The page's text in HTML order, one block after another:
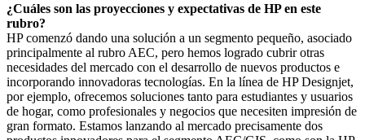
¿Cuáles son las proyecciones y expectativas de HP en este
rubro?
HP comenzó dando una solución a un segmento pequeño, asociado
principalmente al rubro AEC, pero hemos logrado cubrir otras
necesidades del mercado con el desarrollo de nuevos productos e
incorporando innovadoras tecnologías. En la línea de HP Designjet,
por ejemplo, ofrecemos soluciones tanto para estudiantes y usuarios
de hogar, como profesionales y negocios que necesiten impresión de
gran formato. Estamos lanzando al mercado precisamente dos